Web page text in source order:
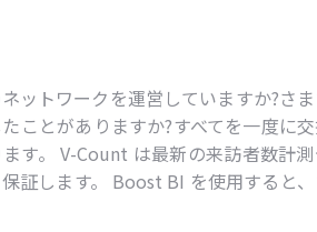
ットワークを運営していますか?さ
ことがありますか?すべてを一度に
す。 V-Count は最新の来訪者数計
証します。 Boost BI を使用すると